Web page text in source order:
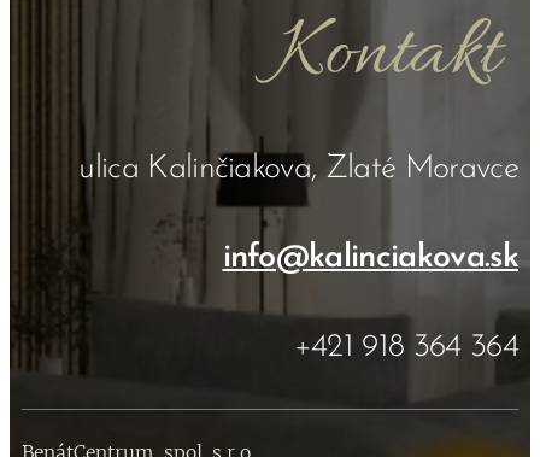
Kontakt
ulica Kalinčiakova, Zlaté Moravce
info@kalinciakova.sk
+421 918 364 364